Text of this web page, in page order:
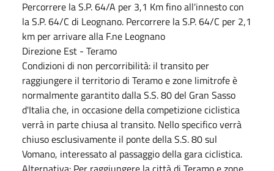
Percorrere la S.P. 64/A per 3,1 Km fino all'innesto con
la S.P. 64/C di Leognano. Percorrere la S.P. 64/C per 2,1
km per arrivare alla F.ne Leognano
Direzione Est - Teramo
Condizioni di non percorribilità: il transito per
raggiungere il territorio di Teramo e zone limitrofe è
normalmente garantito dalla S.S. 80 del Gran Sasso
d'Italia che, in occasione della competizione ciclistica
verrà in parte chiusa al transito. Nello specifico verrà
chiuso esclusivamente il ponte della S.S. 80 sul
Vomano, interessato al passaggio della gara ciclistica.